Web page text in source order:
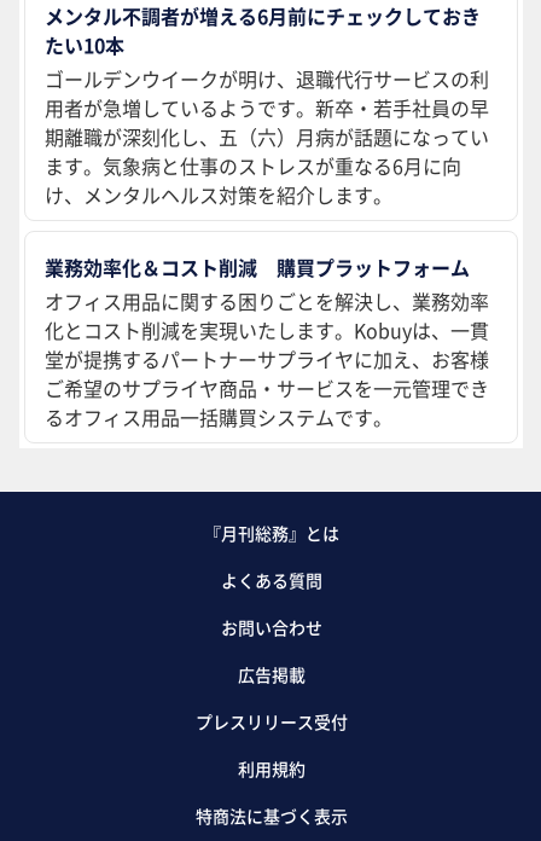
メンタル不調者が増える6月前にチェックしておき
たい10本
ゴールデンウイークが明け、退職代行サービスの利
用者が急増しているようです。新卒・若手社員の早
期離職が深刻化し、五（六）月病が話題になってい
ます。気象病と仕事のストレスが重なる6月に向
け、メンタルヘルス対策を紹介します。
業務効率化＆コスト削減 購買プラットフォーム
オフィス用品に関する困りごとを解決し、業務効率
化とコスト削減を実現いたします。Kobuyは、一貫
堂が提携するパートナーサプライヤに加え、お客様
ご希望のサプライヤ商品・サービスを一元管理でき
るオフィス用品一括購買システムです。
『月刊総務』とは
よくある質問
お問い合わせ
広告掲載
プレスリリース受付
利用規約
特商法に基づく表示